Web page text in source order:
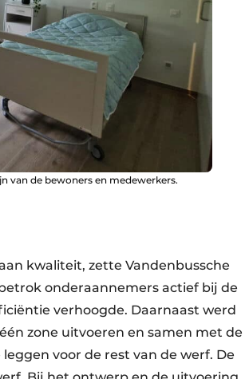
van de bewoners en medewerkers.
kwaliteit, zette Vandenbussche
onderaannemers actief bij de
verhoogde. Daarnaast werd
zone uitvoeren en samen met de
voor de rest van de werf. De